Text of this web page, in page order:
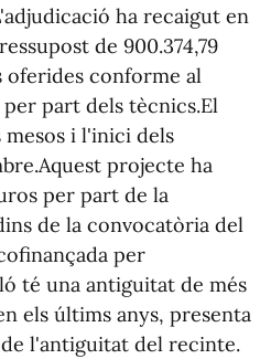
ha recaigut en
de 900.374,79
oferides conforme al
part dels tècnics.El
i l'inici dels
projecte ha
per part de la
de la convocatòria del
per
té una antiguitat de més
els últims anys, presenta
l'antiguitat del recinte.